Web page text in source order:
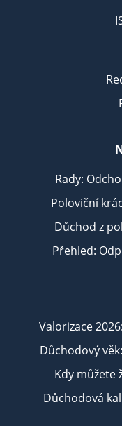
Rady:
Poloviční
Důchod z
Přehled:
Valorizace
Důchodový
Kdy můžete
Důchodová